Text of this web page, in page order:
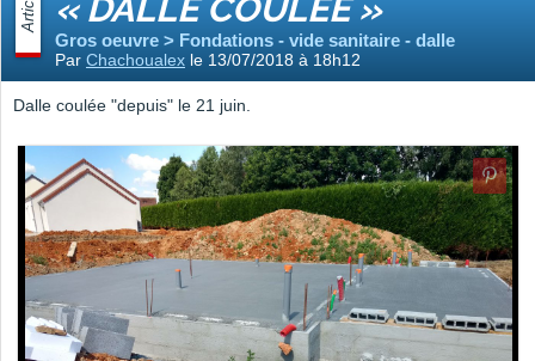
Article « DALLE COULÉE »
Gros oeuvre > Fondations - vide sanitaire - dalle
Par Chachoualex le 13/07/2018 à 18h12
Dalle coulée "depuis" le 21 juin.